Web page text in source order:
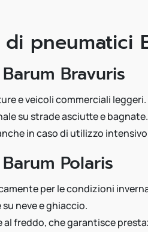
di pneumatici
Bravuris
e veicoli commerciali leggeri.
su strade asciutte e bagnate.
in caso di utilizzo
Polaris
per le condizioni
neve e ghiaccio.
al freddo, che garantisce